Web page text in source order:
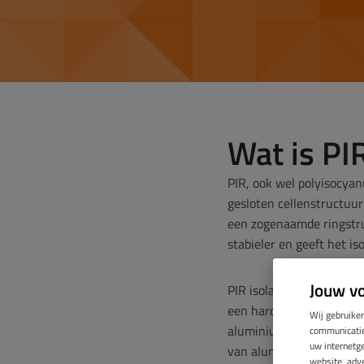
Jouw
Wij
uw
website,
Wat is
PIR, ook wel
gesloten
een zogenaamde
stabieler en geeft het
PIR isolatie is enkel
een hard schuim. Vaak
aluminium laag zijn de
van aluminiumfolie aan